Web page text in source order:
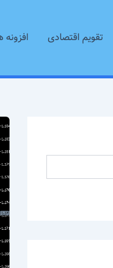
تقویم اقتصادی افزونه